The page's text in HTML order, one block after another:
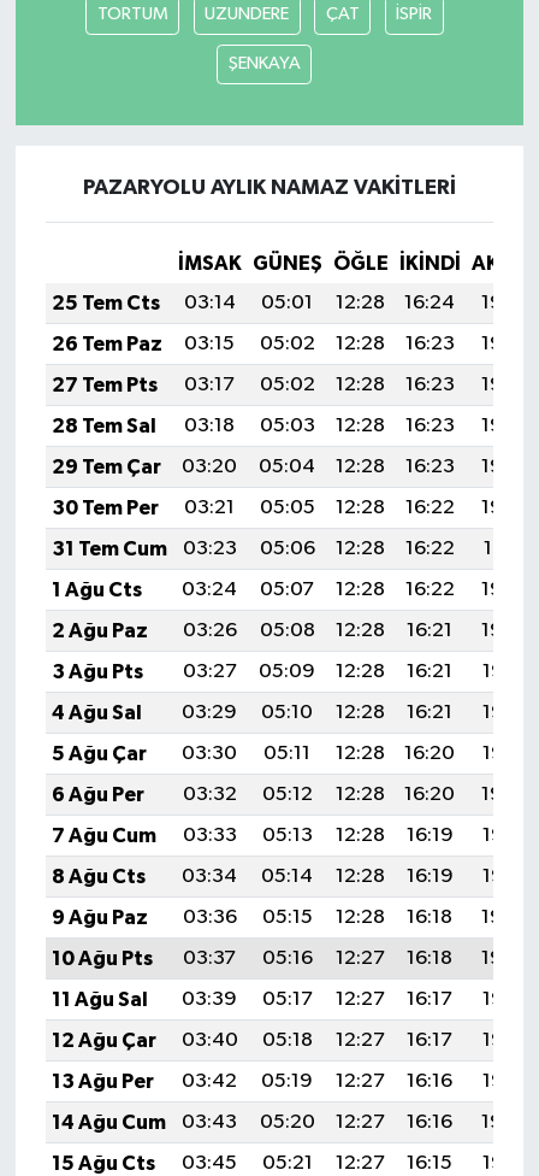
TORTUM UZUNDERE ÇAT İSPİR
ŞENKAYA
PAZARYOLU AYLIK NAMAZ VAKITLERI
İMSAK GÜNEŞ ÖĞLE İKINDI
25 Tem Cts
03:14 05:01 12:28 16:24
19:46
26 Tem Paz
03:15 05:02 12:28 16:23
19:45
27 Tem Pts
03:17 05:02 12:28 16:23
19:45
28 Tem Sal
03:18 05:03 12:28 16:23
19:44
29 Tem Çar
03:20 05:04 12:28 16:23
19:43
30 Tem Per
03:21 05:05 12:28 16:22
19:42
31 Tem Cum
03:23 05:06 12:28 16:22
19:41
1 Ağu Cts
03:24 05:07 12:28 16:22
19:40
2 Ağu Paz
03:26 05:08 12:28 16:21
19:39
3 Ağu Pts
03:27 05:09 12:28 16:21
19:37
4 Ağu Sal
03:29 05:10 12:28 16:21
19:36
5 Ağu Çar
03:30 05:11 12:28 16:20
19:35
6 Ağu Per
03:32 05:12 12:28 16:20
19:34
7 Ağu Cum
03:33 05:13 12:28 16:19
19:33
8 Ağu Cts
03:34 05:14 12:28 16:19
19:32
9 Ağu Paz
03:36 05:15 12:28 16:18
19:30
10 Ağu Pts
03:37 05:16 12:27 16:18
19:29
11 Ağu Sal
03:39 05:17 12:27 16:17
19:28
12 Ağu Çar
03:40 05:18 12:27 16:17
19:27
13 Ağu Per
03:42 05:19 12:27 16:16
19:25
14 Ağu Cum
03:43 05:20 12:27 16:16
19:24
15 Ağu Cts
03:45 05:21 12:27 16:15
19:23